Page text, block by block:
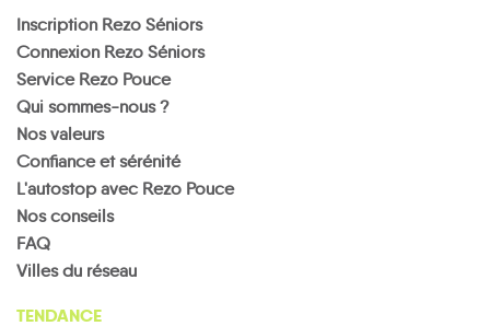
Inscription Rezo Séniors
Connexion Rezo Séniors
Service Rezo Pouce
Qui sommes-nous ?
Nos valeurs
Confiance et sérénité
L'autostop avec Rezo Pouce
Nos conseils
FAQ
Villes du réseau
TENDANCE